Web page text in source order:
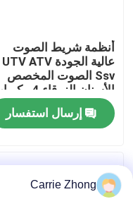
مراقبة الجودة
اتصل بنا
أنظمة شريط الصوت
عالية الجودة UTV ATV
Ssv الصوت المخصص
الأسنان الزرقاء 4
الصوت التحكم عن بعد
IP66 عازل المياه USB إرسال استفسار
Carrie Zhong